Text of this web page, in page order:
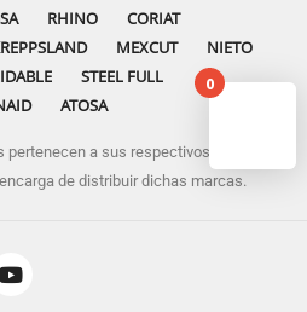
RHINO
CORIAT
MEXCUT
NIETO
STEEL FULL
ATOSA
a sus respectivos dueños
de distribuir dichas marcas.
0